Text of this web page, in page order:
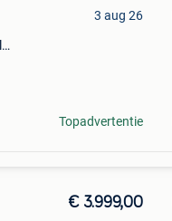
3 aug 26
Topadvertentie
€ 3.999,00